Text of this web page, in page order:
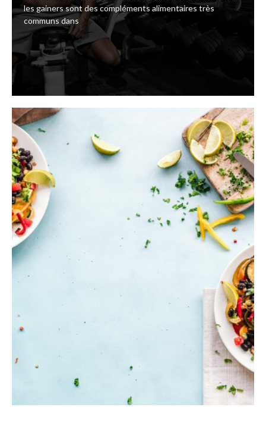
très
très
les gainers sont des compléments alimentaires très
communs dans